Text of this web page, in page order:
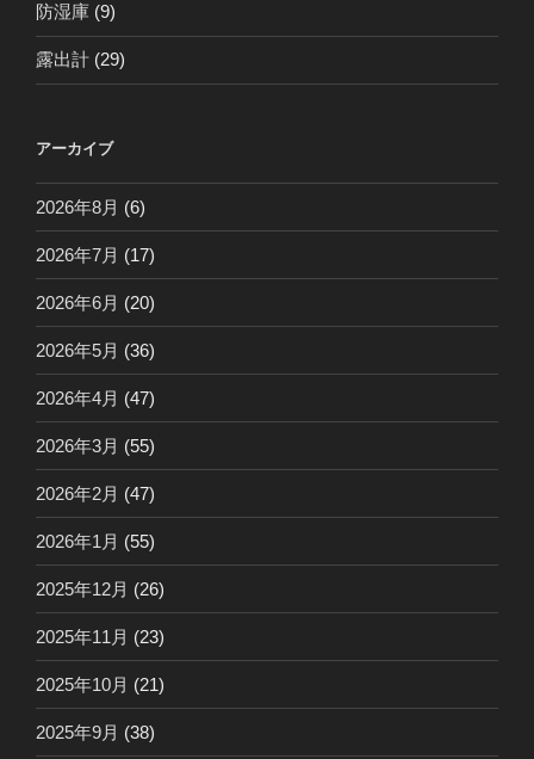
防湿庫 (9)
露出計 (29)
アーカイブ
2026年8月 (6)
2026年7月 (17)
2026年6月 (20)
2026年5月 (36)
2026年4月 (47)
2026年3月 (55)
2026年2月 (47)
2026年1月 (55)
2025年12月 (26)
2025年11月 (23)
2025年10月 (21)
2025年9月 (38)